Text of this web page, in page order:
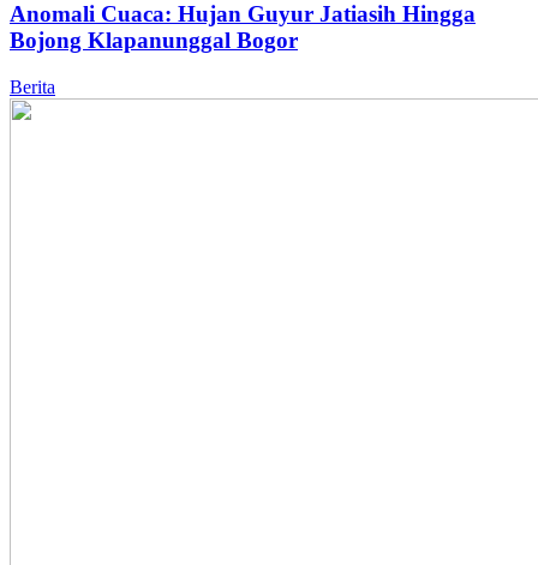
Anomali Cuaca: Hujan Guyur Jatiasih Hingga
Bojong Klapanunggal Bogor
Berita